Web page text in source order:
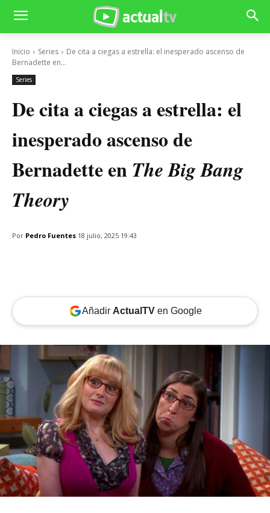
Inicio Series
De cita a ciegas a estrella: el inesperado ascenso de
Bernadette en...
Series
De cita a ciegas a estrella: el
inesperado ascenso de
Bernadette en The Big Bang
Theory
Por Pedro Fuentes 18 julio, 2025 19:43
Añadir ActualTVen Google